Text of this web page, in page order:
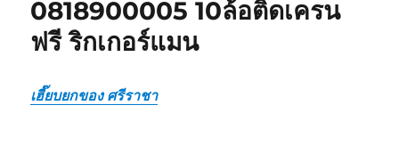
0818900005 10ล้อติดเครน
ฟรี ริกเกอร์แมน
เฮี๊ยบยกของ ศรีราชา